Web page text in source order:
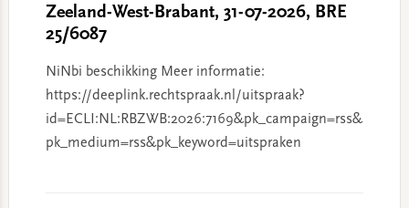
Zeeland-West-Brabant, 31-07-2026, BRE
25/6087
NiNbi beschikking Meer informatie:
https://deeplink.rechtspraak.nl/uitspraak?
id=ECLI:NL:RBZWB:2026:7169&pk_campaign=rss&
pk_medium=rss&pk_keyword=uitspraken